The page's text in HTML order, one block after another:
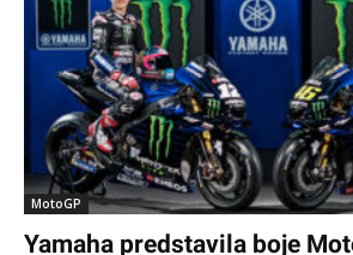
MotoGP
Yamaha predstavila boje